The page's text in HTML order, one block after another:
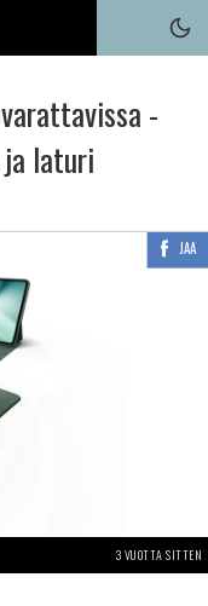
-
ja laturi
JAA
3 VUOTTA SITTEN